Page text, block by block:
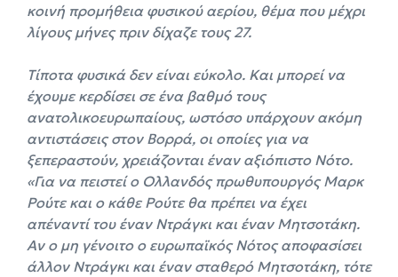
κοινή προμήθεια φυσικού αερίου, θέμα που μέχρι
λίγους μήνες πριν δίχαζε τους 27.
Τίποτα φυσικά δεν είναι εύκολο. Και μπορεί να
έχουμε κερδίσει σε ένα βαθμό τους
ανατολικοευρωπαίους, ωστόσο υπάρχουν ακόμη
αντιστάσεις στον Βορρά, οι οποίες για να
ξεπεραστούν, χρειάζονται έναν αξιόπιστο Νότο.
«Για να πειστεί ο Ολλανδός πρωθυπουργός Μαρκ
Ρούτε και ο κάθε Ρούτε θα πρέπει να έχει
απέναντί του έναν Ντράγκι και έναν Μητσοτάκη.
Αν ο μη γένοιτο ο ευρωπαϊκός Νότος αποφασίσει
άλλον Ντράγκι και έναν σταθερό Μητσοτάκη, τότε